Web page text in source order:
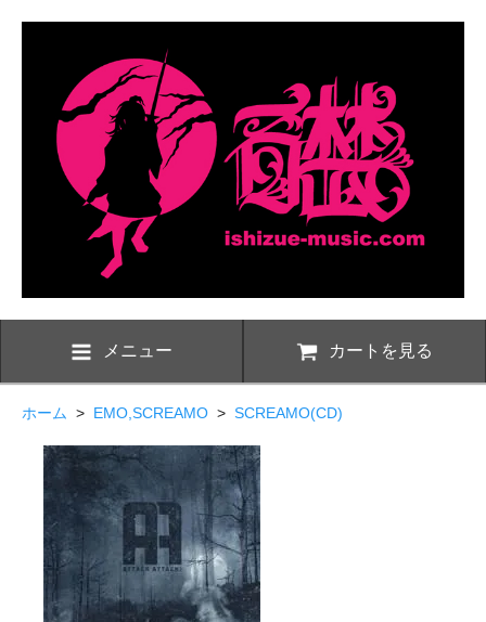
メニュー カートを見る
ホーム > EMO,SCREAMO > SCREAMO(CD)